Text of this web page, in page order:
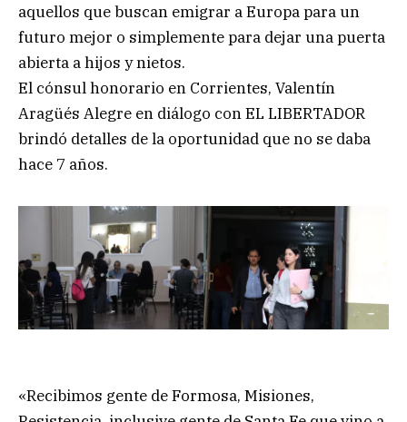
aquellos que buscan emigrar a Europa para un
futuro mejor o simplemente para dejar una puerta
abierta a hijos y nietos.
El cónsul honorario en Corrientes, Valentín
Aragüés Alegre en diálogo con EL LIBERTADOR
brindó detalles de la oportunidad que no se daba
hace 7 años.
«Recibimos gente de Formosa, Misiones,